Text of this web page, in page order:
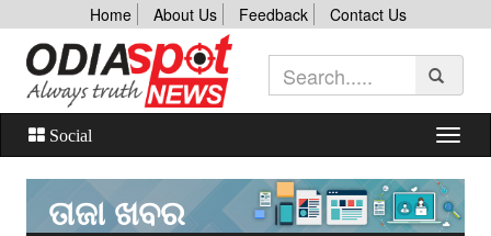
Home About Us Feedback Contact Us
Social
ତାଜା ଖବର